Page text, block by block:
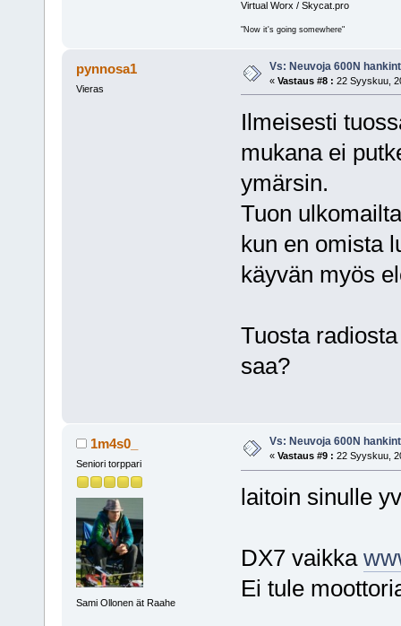
Virtual Worx / Skycat.pro
"Now it's going somewhere"
pynnosa1
Vieras
Vs: Neuvoja 600N
« Vastaus #8 : 22 Syyskuu,
Ilmeisesti
mukana ei
ymärsin.
Tuon
kun en omista
käyvän myös
Tuosta
saa?
1m4s0_
Seniori torppari
Sami Ollonen ät Raahe
Vs: Neuvoja 600N
« Vastaus #9 : 22 Syyskuu,
laitoin sinulle
DX7 vaikka
Ei tule